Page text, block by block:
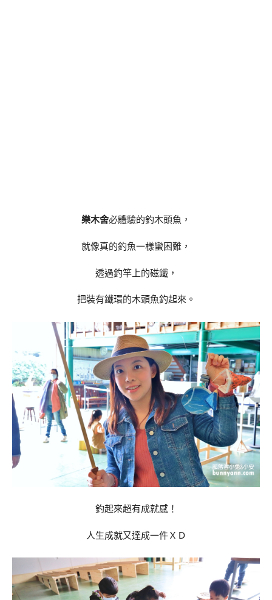
樂木舍必體驗的釣木頭魚，
就像真的釣魚一樣蠻困難，
透過釣竿上的磁鐵，
把裝有鐵環的木頭魚釣起來。
釣起來超有成就感！
人生成就又達成一件ＸＤ